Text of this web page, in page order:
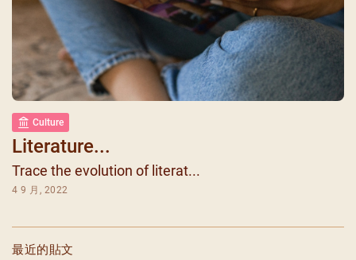
Culture
Literature...
Trace the evolution of literat...
4 9 月, 2022
最近的貼文